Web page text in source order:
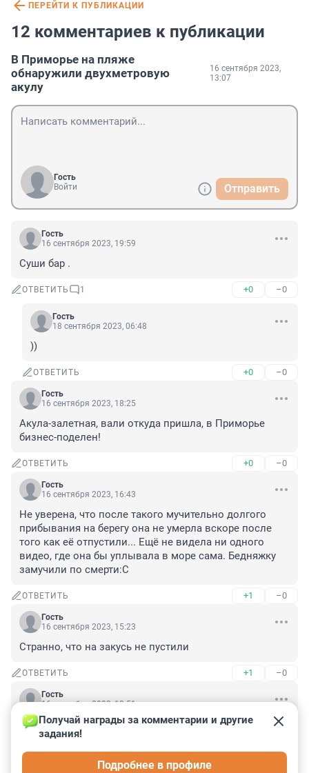
ПЕРЕЙТИ К ПУБЛИКАЦИИ
12 комментариев к публикации
В Приморье на пляже
обнаружили двухметровую
акулу
16 сентября 2023,
13:07
Гость
Войти
Отправить
Гость
16 сентября 2023, 19:59
Суши бар .
ОТВЕТИТЬ 1 +0 –0
Гость
18 сентября 2023, 06:48
))
ОТВЕТИТЬ +0 –0
Гость
16 сентября 2023, 18:25
Акула-залетная, вали откуда пришла, в Приморье
бизнес-поделен!
ОТВЕТИТЬ +0 –0
Гость
16 сентября 2023, 16:43
Не уверена, что после такого мучительно долгого
прибывания на берегу она не умерла вскоре после
того как её отпустили... Ещё не видела ни одного
видео, где она бы уплывала в море сама. Бедняжку
замучили по смерти:С
ОТВЕТИТЬ +1 –0
Гость
16 сентября 2023, 15:23
Странно, что на закусь не пустили
ОТВЕТИТЬ +1 –0
Гость
16 сентября 2023, 13:51
На ДВ их полно в море, просто нашего журналиста
ещё не кусала за .....
Вот если бы из Москвы реки вытащили , или из
Фонтанки, было бы событие.
Получай награды за комментарии и другие
задания!
Подробнее в профиле